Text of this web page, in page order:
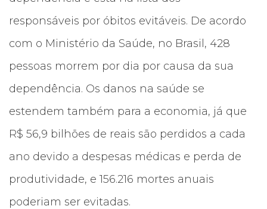
responsáveis por óbitos evitáveis. De acordo
com o Ministério da Saúde, no Brasil, 428
pessoas morrem por dia por causa da sua
dependência. Os danos na saúde se
estendem também para a economia, já que
R$ 56,9 bilhões de reais são perdidos a cada
ano devido a despesas médicas e perda de
produtividade, e 156.216 mortes anuais
poderiam ser evitadas.